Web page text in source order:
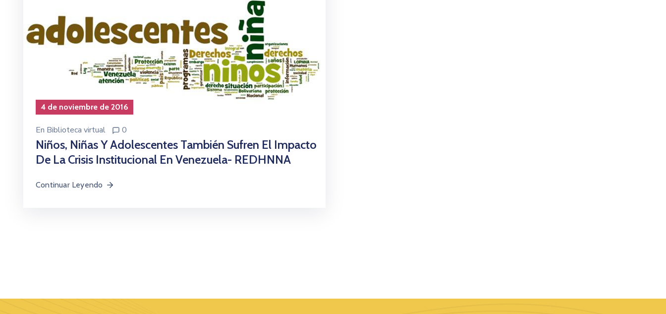
4 de noviembre de 2016
En Biblioteca virtual 0
Niños, Niñas Y Adolescentes También Sufren El Impacto
De La Crisis Institucional En Venezuela- REDHNNA
Continuar Leyendo